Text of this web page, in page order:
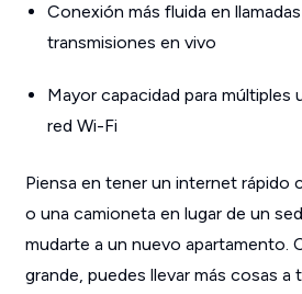
Conexión más fluida en
transmisiones en vivo
Mayor capacidad para múltiples
red Wi-Fi
Piensa en tener un internet rápido
o una camioneta en lugar de un
mudarte a un nuevo apartamento.
grande, puedes llevar más cosas a